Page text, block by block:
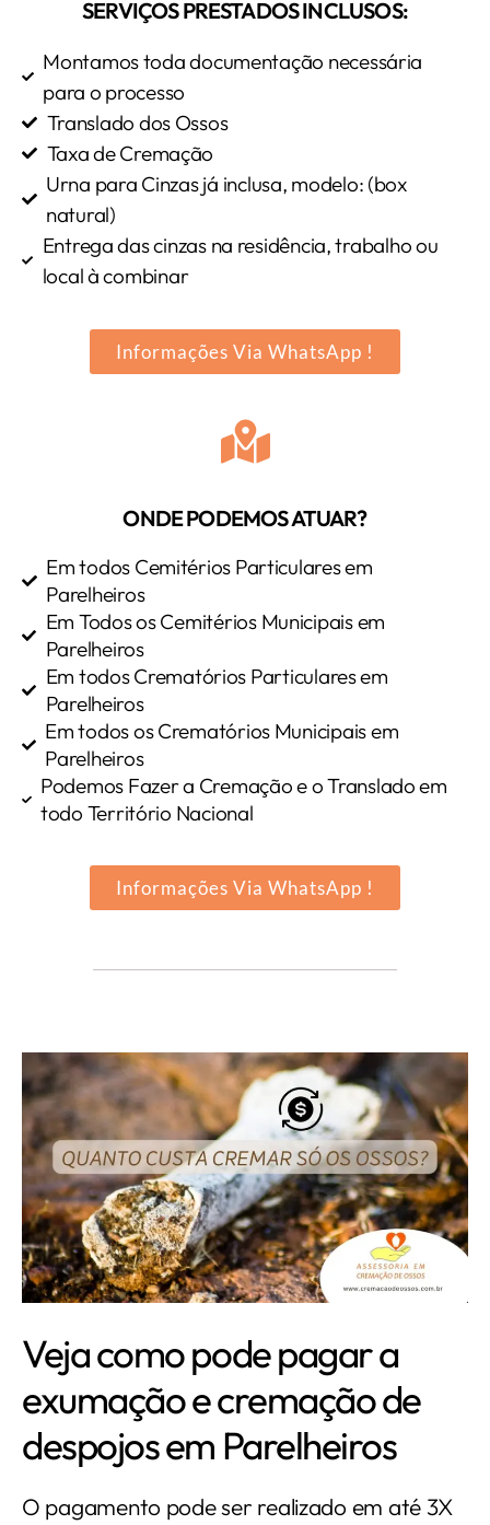
SERVIÇOS PRESTADOS INCLUSOS:
Montamos toda documentação necessária
para o processo
Translado dos Ossos
Taxa de Cremação
Urna para Cinzas já inclusa, modelo: (box
natural)
Entrega das cinzas na residência, trabalho ou
local à combinar
Informações Via WhatsApp !
ONDE PODEMOS ATUAR?
Em todos Cemitérios Particulares em
Parelheiros
Em Todos os Cemitérios Municipais em
Parelheiros
Em todos Crematórios Particulares em
Parelheiros
Em todos os Crematórios Municipais em
Parelheiros
Podemos Fazer a Cremação e o Translado em
todo Território Nacional
Informações Via WhatsApp !
Veja como pode pagar a
exumação e cremação de
despojos em Parelheiros
O pagamento pode ser realizado em até 3X